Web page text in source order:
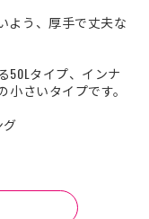
よう、厚手で丈夫な
50Lタイプ、インナ
さいタイプです。
グ